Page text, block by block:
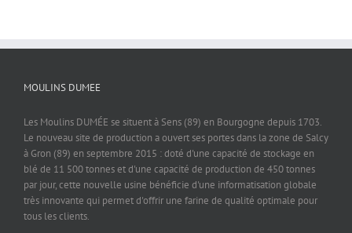
MOULINS DUMEE
Les Moulins DUMÉE se situent à Sens (89) en Bourgogne depuis 1703.
Le nouveau site de production a ouvert ses portes dans la zone de Salcy
à Gron (89) en septembre 2015 : doté d'une capacité de stockage en
blé de 11 500 tonnes et d'une capacité de production de 450 tonnes
par jour, cette nouvelle usine bénéficie d'une informatisation globale
très innovante qui permet d'offrir une farine de qualité optimale pour
tous les clients.